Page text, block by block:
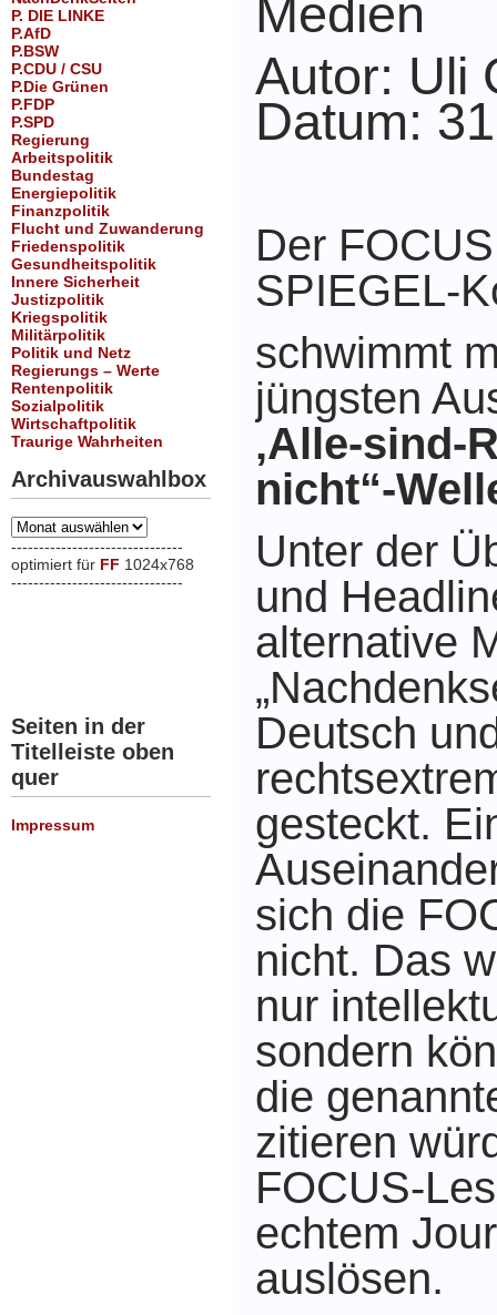
P. DIE LINKE
P.AfD
P.BSW
P.CDU / CSU
P.Die Grünen
P.FDP
P.SPD
Regierung
Arbeitspolitik
Bundestag
Energiepolitik
Finanzpolitik
Flucht und Zuwanderung
Friedenspolitik
Gesundheitspolitik
Innere Sicherheit
Justizpolitik
Kriegspolitik
Militärpolitik
Politik und Netz
Regierungs – Werte
Rentenpolitik
Sozialpolitik
Wirtschaftpolitik
Traurige Wahrheiten
Archivauswahlbox
Archivauswahlbox
-------------------------------
optimiert für FF 1024x768
-------------------------------
Seiten in der
Titelleiste oben
quer
Impressum
Medien
Autor: Uli
Datum:
Der
SPIEGEL-
schwimmt
jüngsten
‚Alle-
nicht“-
Unter der
und
alternative
Deutsch
gesteckt.
sich die
nicht. Das
nur
sondern
die
zitieren
FOCUS-
echtem
auslösen.